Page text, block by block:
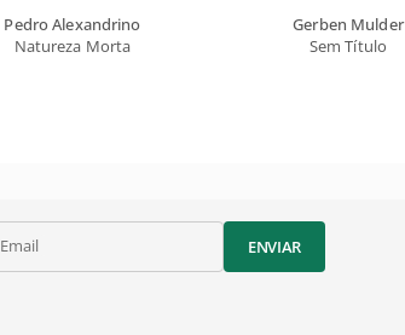
Pedro Alexandrino
Natureza Morta
Gerben Mulder
Sem Título
Email ENVIAR